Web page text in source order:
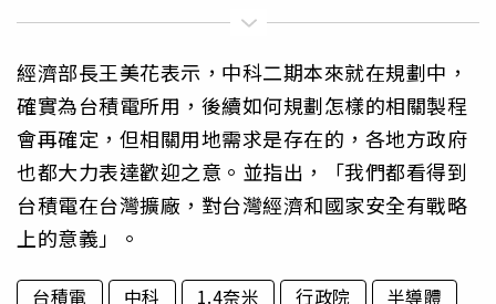
經濟部長王美花表示，中科二期本來就在規劃中，
確實為台積電所用，後續如何規劃怎樣的相關製程
會再確定，但相關用地需求是存在的，各地方政府
也都大力表達歡迎之意。並指出，「我們都看得到
台積電在台灣擴廠，對台灣經濟和國家安全有戰略
上的意義」。
台積電 中科 1.4奈米 行政院 半導體